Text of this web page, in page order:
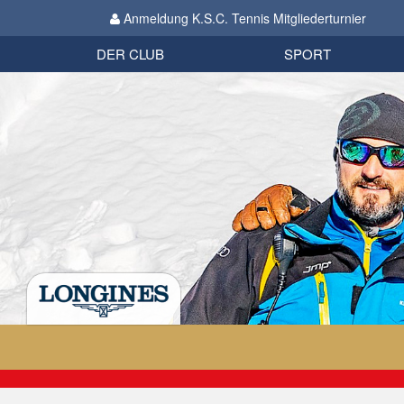
Anmeldung K.S.C. Tennis Mitgliederturnier
DER CLUB
Organisation
SPORT
Biathlon
Datenschutzverordnung 2018
Impressum